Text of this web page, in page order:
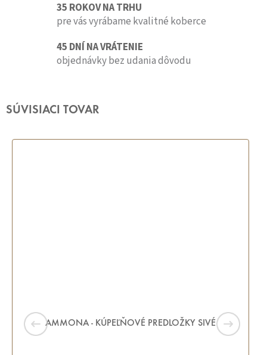
35 ROKOV NA TRHU
pre vás vyrábame kvalitné koberce
45 DNÍ NA VRÁTENIE
objednávky bez udania dôvodu
SÚVISIACI TOVAR
AMMONA - KÚPEĽŇOVÉ PREDLOŽKY SIVÉ